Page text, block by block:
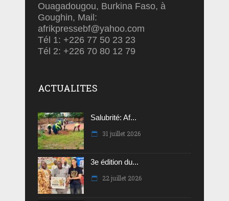
Ouagadougou, Burkina Faso, à
Goughin, Mail:
afrikpressebf@yahoo.com
Tél 1: +226 77 50 23 23
Tél 2: +226 70 80 12 79
ACTUALITES
Salubrité: Af...
31 juillet 2026
3e édition du...
22 juillet 2026